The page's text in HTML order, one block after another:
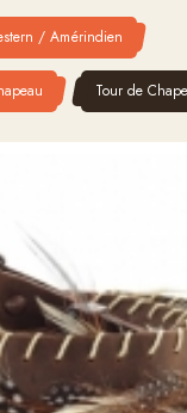
/ Amérindien
Tour de